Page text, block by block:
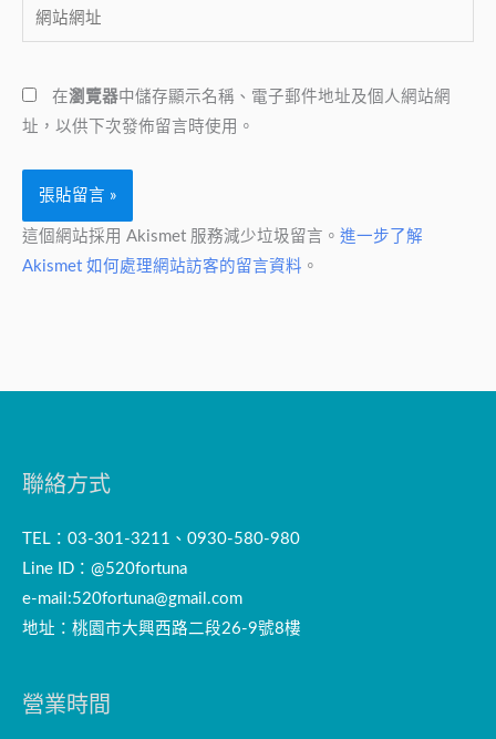
件
地
*
網
站
址
在瀏覽器中儲存顯示名稱、電子郵件地址及個人網站網
址，以供下次發佈留言時使用。
這個網站採用 Akismet 服務減少垃圾留言。 進一步了解
Akismet 如何處理網站訪客的留言資料 。
聯絡方式
TEL：03-301-3211、0930-580-980
Line ID：@520fortuna
e-mail:520fortuna@gmail.com
地址：桃園市大興西路二段26-9號8樓
營業時間